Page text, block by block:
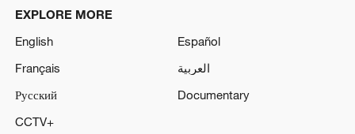
EXPLORE MORE
English
Español
Français
العربية
Русский
Documentary
CCTV+